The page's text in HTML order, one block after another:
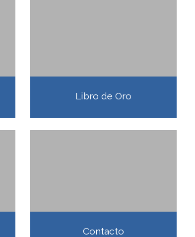
Libro de Oro
Contacto